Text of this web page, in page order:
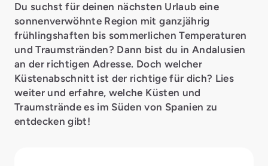
Du suchst für deinen nächsten Urlaub eine
sonnenverwöhnte Region mit ganzjährig
frühlingshaften bis sommerlichen Temperaturen
und Traumstränden? Dann bist du in Andalusien
an der richtigen Adresse. Doch welcher
Küstenabschnitt ist der richtige für dich? Lies
weiter und erfahre, welche Küsten und
Traumstrände es im Süden von Spanien zu
entdecken gibt!